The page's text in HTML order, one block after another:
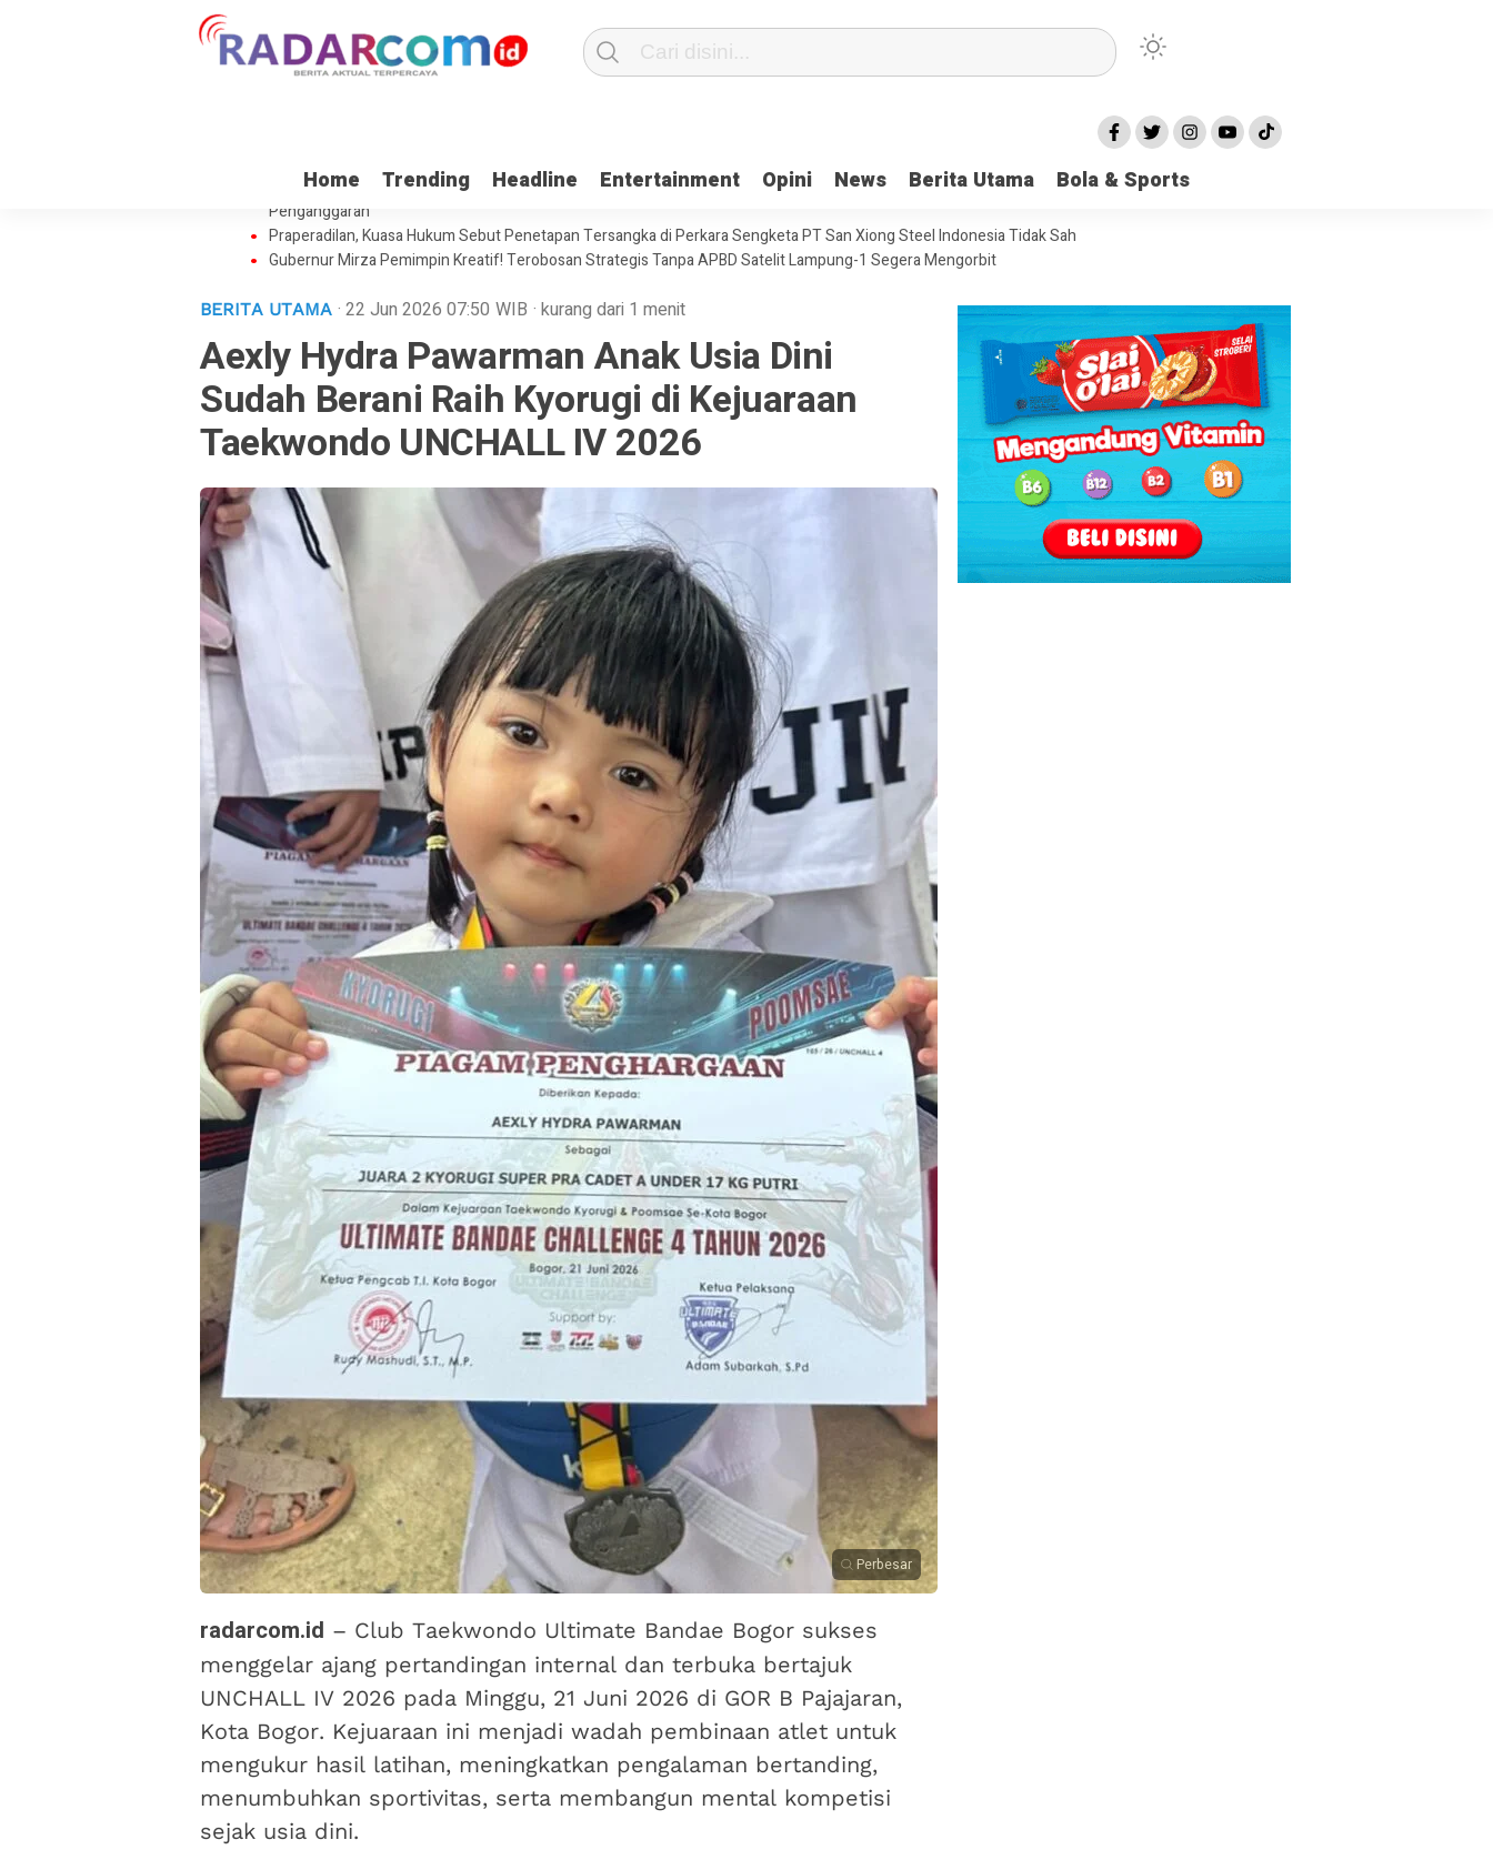
Home Trending Headline Entertainment Opini News Berita Utama Bola & Sports
Perkuat Tata Kelola Kearsipan, Waskita Karya Gandeng Lembaga ANRI
Gubernur Mirza Hadiri Langsung Peluncuran Satelit Lampung-1
Heboh Soal Hibah Rp35 M ke Kejati, Pengamat Sebut DPRD Provinsi Lampung Juga Punya Tanggungjawab Karena Punya Fungsi
Penganggaran
Praperadilan, Kuasa Hukum Sebut Penetapan Tersangka di Perkara Sengketa PT San Xiong Steel Indonesia Tidak Sah
Gubernur Mirza Pemimpin Kreatif! Terobosan Strategis Tanpa APBD Satelit Lampung-1 Segera Mengorbit
BERITA UTAMA · 22 Jun 2026 07:50 WIB · kurang dari 1 menit
Aexly Hydra Pawarman Anak Usia Dini
Sudah Berani Raih Kyorugi di Kejuaraan
Taekwondo UNCHALL IV 2026
Perbesar
radarcom.id – Club Taekwondo Ultimate Bandae Bogor sukses
menggelar ajang pertandingan internal dan terbuka bertajuk
UNCHALL IV 2026 pada Minggu, 21 Juni 2026 di GOR B Pajajaran,
Kota Bogor. Kejuaraan ini menjadi wadah pembinaan atlet untuk
mengukur hasil latihan, meningkatkan pengalaman bertanding,
menumbuhkan sportivitas, serta membangun mental kompetisi
sejak usia dini.